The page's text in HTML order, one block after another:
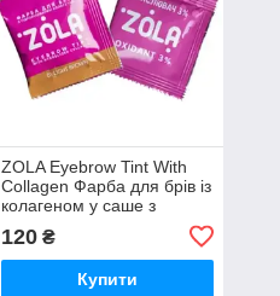
ZOLA Eyebrow Tint With
Collagen Фарба для брів із
колагеном у саше з
120₴
Купити